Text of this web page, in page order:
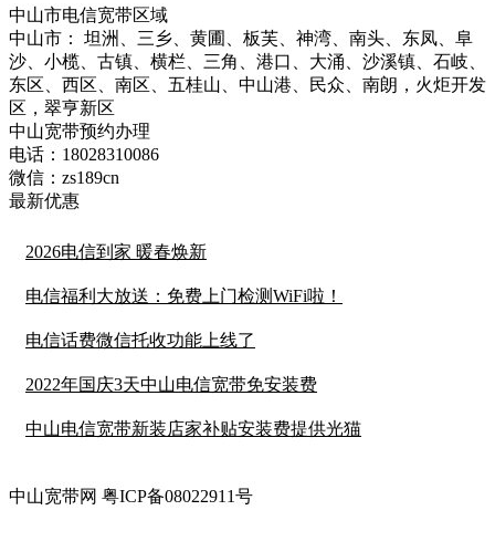
中山市电信宽带区域
中山市： 坦洲、三乡、黄圃、板芙、神湾、南头、东凤、阜
沙、小榄、古镇、横栏、三角、港口、大涌、沙溪镇、石岐、
东区、西区、南区、五桂山、中山港、民众、南朗，火炬开发
区，翠亨新区
中山宽带预约办理
电话： 18028310086
微信： zs189cn
最新优惠
2026电信到家 暖春焕新
电信福利大放送：免费上门检测WiFi啦！
电信话费微信托收功能上线了
2022年国庆3天中山电信宽带免安装费
中山电信宽带新装店家补贴安装费提供光猫
中山宽带网 粤ICP备08022911号